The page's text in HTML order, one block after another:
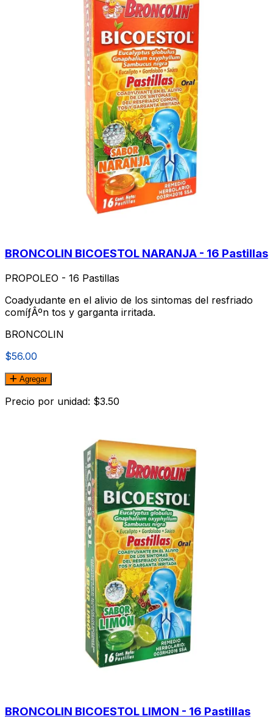
BRONCOLIN BICOESTOL NARANJA - 16 Pastillas
PROPOLEO - 16 Pastillas
Coadyudante en el alivio de los sintomas del resfriado
comíƒÂºn tos y garganta irritada.
BRONCOLIN
$56.00
Agregar
Precio por unidad: $3.50
BRONCOLIN BICOESTOL LIMON - 16 Pastillas